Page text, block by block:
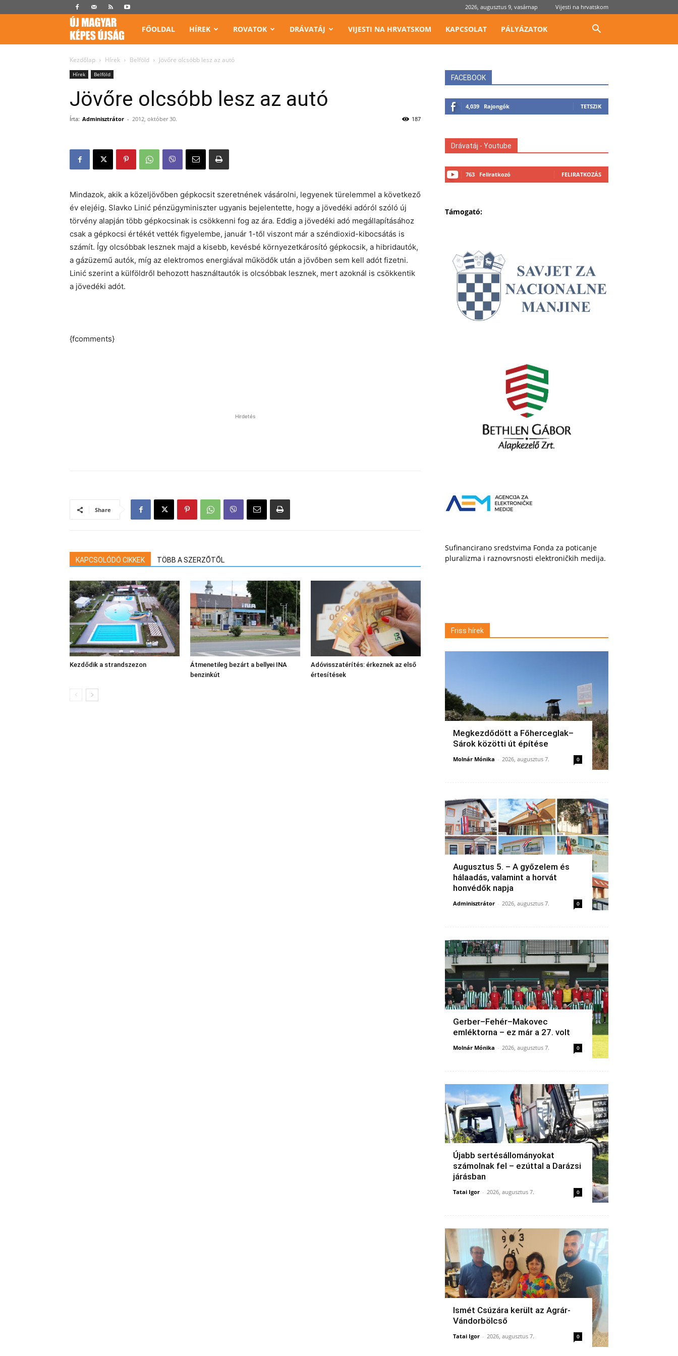
2026, augusztus 9, vasárnap Vijesti na hrvatskom
Képes
Újság
FŐOLDAL HÍREK ROVATOK DRÁVATÁJ VIJESTI NA HRVATSKOM KAPCSOLAT PÁLYÁZATOK
Kezdőlap Hírek Belföld Jövőre olcsóbb lesz az autó
Hírek Belföld
Jövőre olcsóbb lesz az autó
Írta: Adminisztrátor - 2012, október 30. 187
Mindazok, akik a közeljövőben gépkocsit szeretnének vásárolni, legyenek türelemmel a következő
év elejéig. Slavko Linić pénzügyminiszter ugyanis bejelentette, hogy a jövedéki adóról szóló új
törvény alapján több gépkocsinak is csökkenni fog az ára. Eddig a jövedéki adó megállapításához
csak a gépkocsi értékét vették figyelembe, január 1-től viszont már a széndioxid-kibocsátás is
számít. Így olcsóbbak lesznek majd a kisebb, kevésbé környezetkárosító gépkocsik, a hibridautók,
a gázüzemű autók, míg az elektromos energiával működők után a jövőben sem kell adót fizetni.
Linić szerint a külföldről behozott használtautók is olcsóbbak lesznek, mert azoknál is csökkentik
a jövedéki adót.
{fcomments}
Hirdetés
Share
KAPCSOLÓDÓ CIKKEK TÖBB A SZERZŐTŐL
Kezdődik a strandszezon
Átmenetileg bezárt a bellyei INA
benzinkút
Adóvisszatérítés: érkeznek az első
értesítések
FACEBOOK
4,039 Rajongók TETSZIK
Drávatáj - Youtube
763 Feliratkozó FELIRATKOZÁS
Támogató:
Sufinancirano sredstvima Fonda za poticanje
pluralizma i raznovrsnosti elektroničkih medija.
Friss hírek
Megkezdődött a Főherceglak–
Sárok közötti út építése
Molnár Mónika - 2026, augusztus 7. 0
Augusztus 5. – A győzelem és
hálaadás, valamint a horvát
honvédők napja
Adminisztrátor - 2026, augusztus 7. 0
Gerber–Fehér–Makovec
emléktorna – ez már a 27. volt
Molnár Mónika - 2026, augusztus 7. 0
Újabb sertésállományokat
számolnak fel – ezúttal a Darázsi
járásban
Tatai Igor - 2026, augusztus 7. 0
Ismét Csúzára került az Agrár-
Vándorbölcső
Tatai Igor - 2026, augusztus 7. 0